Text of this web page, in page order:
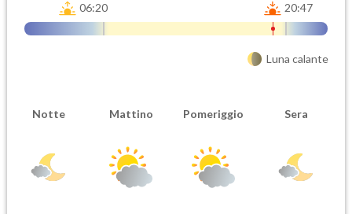
06:20 20:47
Luna calante
Notte Mattino Pomeriggio Sera